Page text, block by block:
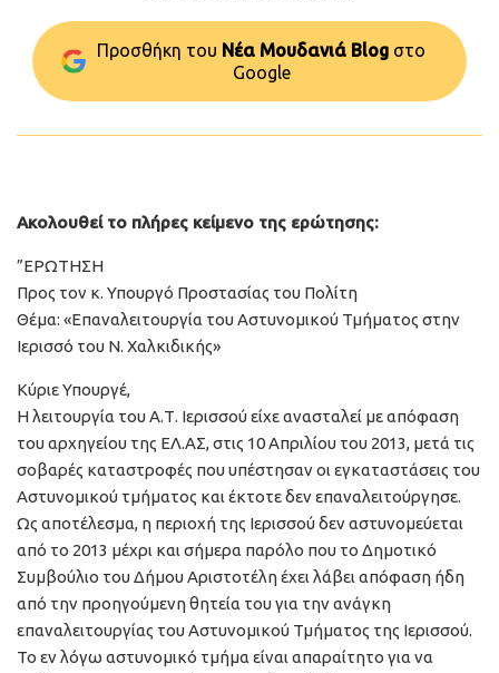
Προσθήκη του Νέα Μουδανιά Blog στo
Google
Ακολουθεί το πλήρες κείμενο της ερώτησης:
”ΕΡΩΤΗΣΗ
Προς τον κ. Υπουργό Προστασίας του Πολίτη
Θέμα: «Επαναλειτουργία του Αστυνομικού Τμήματος στην
Ιερισσό του Ν. Χαλκιδικής»
Κύριε Υπουργέ,
Η λειτουργία του Α.Τ. Ιερισσού είχε ανασταλεί με απόφαση
του αρχηγείου της ΕΛ.ΑΣ, στις 10 Απριλίου του 2013, μετά τις
σοβαρές καταστροφές που υπέστησαν οι εγκαταστάσεις του
Αστυνομικού τμήματος και έκτοτε δεν επαναλειτούργησε.
Ως αποτέλεσμα, η περιοχή της Ιερισσού δεν αστυνομεύεται
από το 2013 μέχρι και σήμερα παρόλο που το Δημοτικό
Συμβούλιο του Δήμου Αριστοτέλη έχει λάβει απόφαση ήδη
από την προηγούμενη θητεία του για την ανάγκη
επαναλειτουργίας του Αστυνομικού Τμήματος της Ιερισσού.
Το εν λόγω αστυνομικό τμήμα είναι απαραίτητο για να